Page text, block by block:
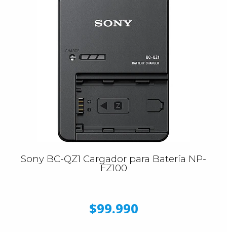
Sony BC-QZ1 Cargador para Batería NP-
FZ100
$99.990